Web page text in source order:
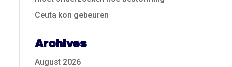
Ceuta kon gebeuren
Archives
August 2026